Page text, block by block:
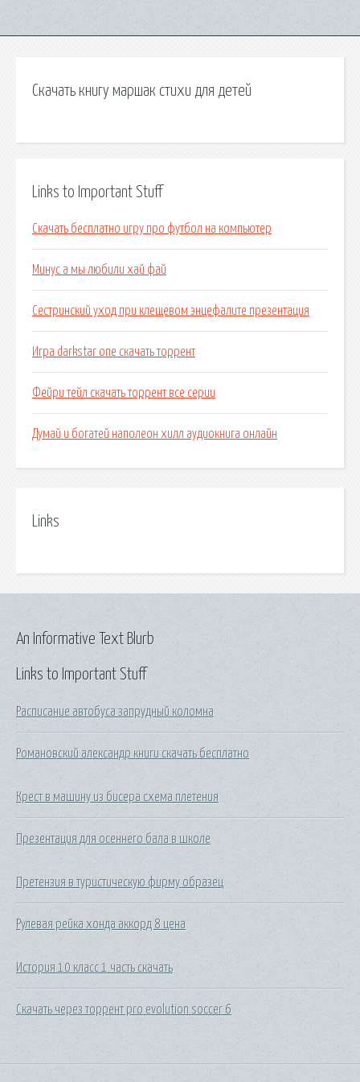
Скачать книгу маршак стихи для детей
Links to Important Stuff
Скачать бесплатно игру про футбол на компьютер
Минус а мы любили хай фай
Сестринский уход при клещевом энцефалите презентация
Игра darkstar one скачать торрент
Фейри тейл скачать торрент все серии
Думай и богатей наполеон хилл аудиокнига онлайн
Links
Links to Important Stuff
Расписание автобуса запрудный коломна
Романовский александр книги скачать бесплатно
Крест в машину из бисера схема плетения
Презентация для осеннего бала в школе
Претензия в туристическую фирму образец
Рулевая рейка хонда аккорд 8 цена
История 10 класс 1 часть скачать
Скачать через торрент pro evolution soccer 6
An Informative Text Blurb